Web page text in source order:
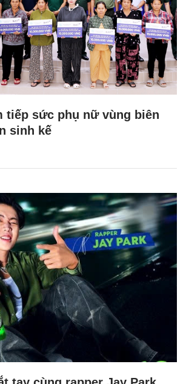
tiếp sức phụ nữ vùng biên
sinh kế